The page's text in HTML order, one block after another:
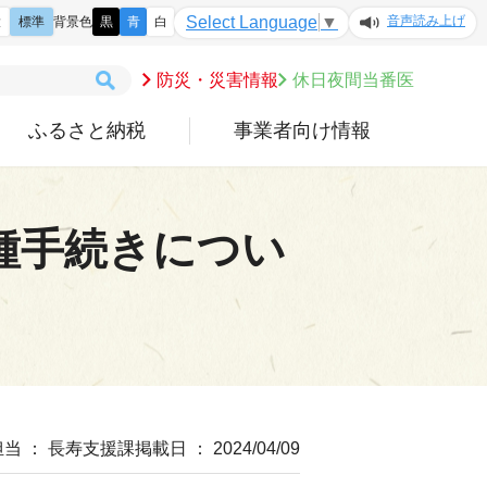
防災・災害情報 休日夜間当番医
ふるさと納税 事業者向け情報
標準 背景色 黒 青 白 Select Language ▼ 音声読み上げ
手続きについ
当 ： 長寿支援課掲載日 ： 2024/04/09